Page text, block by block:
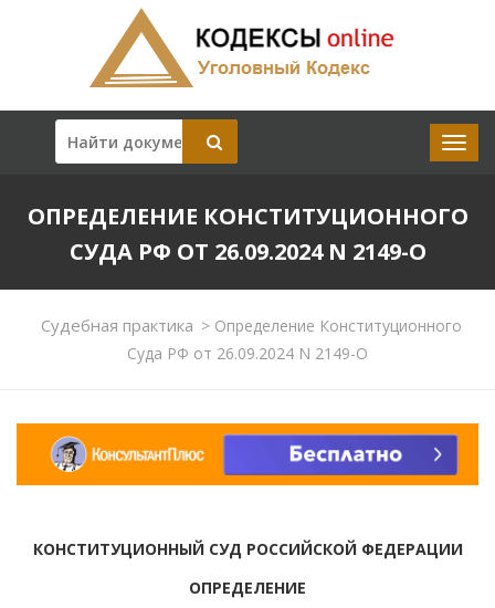
ОПРЕДЕЛЕНИЕ КОНСТИТУЦИОННОГО
СУДА РФ ОТ 26.09.2024 N 2149-О
Судебная практика > Определение Конституционного
Суда РФ от 26.09.2024 N 2149-О
КОНСТИТУЦИОННЫЙ СУД РОССИЙСКОЙ ФЕДЕРАЦИИ
ОПРЕДЕЛЕНИЕ